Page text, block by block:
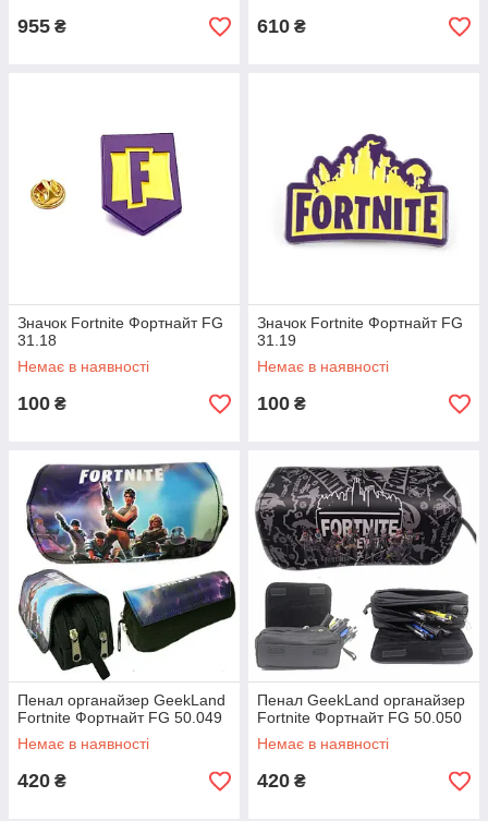
955 ₴ 610 ₴
Значок Fortnite Фортнайт FG
31.18
Немає в наявності
100 ₴
Значок Fortnite Фортнайт FG
31.19
Немає в наявності
100 ₴
Пенал органайзер GeekLand
Fortnite Фортнайт FG 50.049
Немає в наявності
420 ₴
Пенал GeekLand органайзер
Fortnite Фортнайт FG 50.050
Немає в наявності
420 ₴